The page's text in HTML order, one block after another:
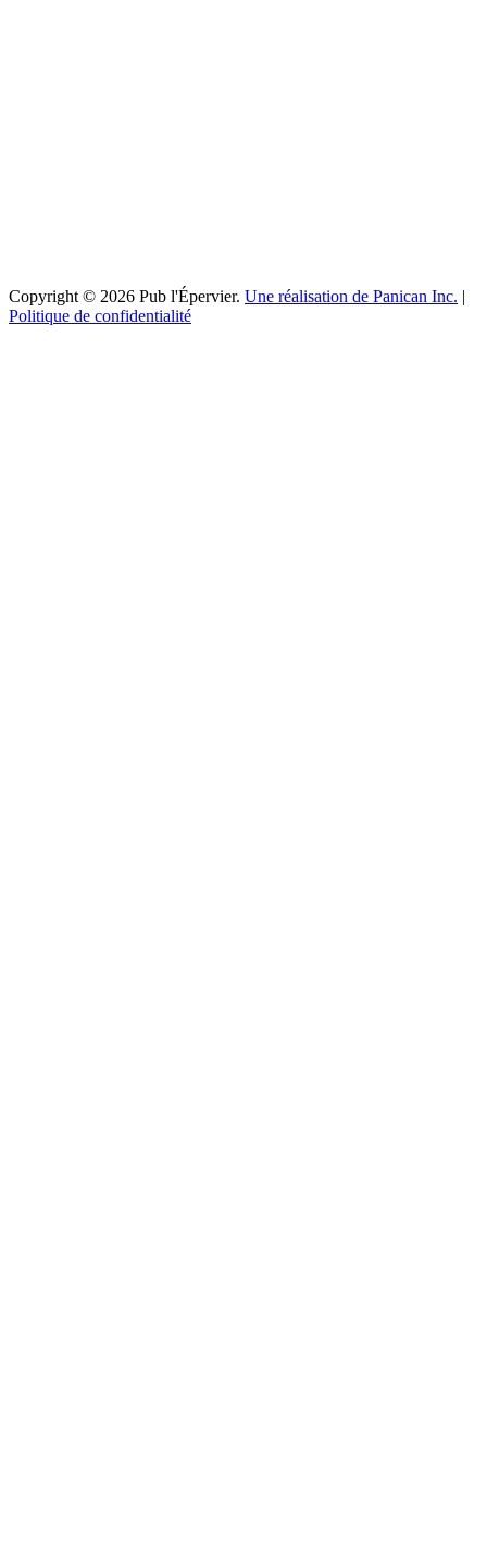
Copyright © 2026 Pub l'Épervier. Une réalisation de Panican Inc. |
Politique de confidentialité